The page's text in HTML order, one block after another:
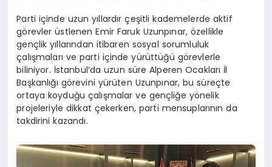
Parti içinde uzun yıllardır çeşitli kademelerde aktif
görevler üstlenen Emir Faruk Uzunpınar, özellikle
gençlik yıllarından itibaren sosyal sorumluluk
çalışmaları ve parti içinde yürüttüğü görevlerle
biliniyor. İstanbul’da uzun süre Alperen Ocakları İl
Başkanlığı görevini yürüten Uzunpınar, bu süreçte
ortaya koyduğu çalışmalar ve gençliğe yönelik
projeleriyle dikkat çekerken, parti mensuplarının da
takdirini kazandı.